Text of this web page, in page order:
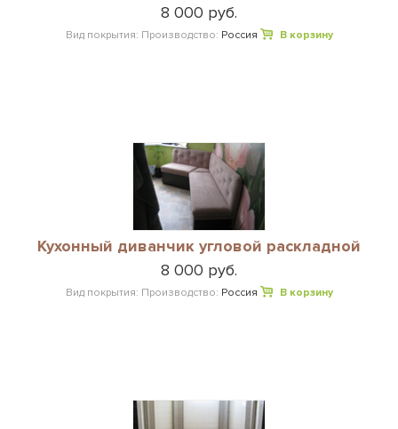
8 000 руб.
Вид покрытия: Производство: Россия В корзину
Кухонный диванчик угловой раскладной
8 000 руб.
Вид покрытия: Производство: Россия В корзину